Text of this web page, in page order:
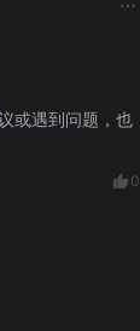
或遇到问题，也
0